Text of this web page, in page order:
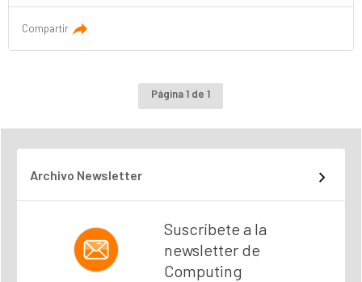
Compartir
Página 1 de 1
Archivo Newsletter
Suscríbete a la
newsletter de
Computing